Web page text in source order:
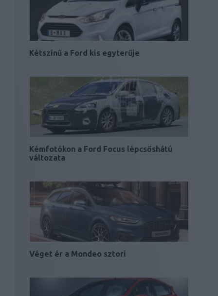
Kétszínű a Ford kis egyterűje
Kémfotókon a Ford Focus lépcsőshátú
változata
Véget ér a Mondeo sztori